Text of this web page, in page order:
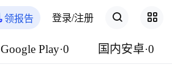
领报告 登录/注册
Google Play·0 国内安卓·0